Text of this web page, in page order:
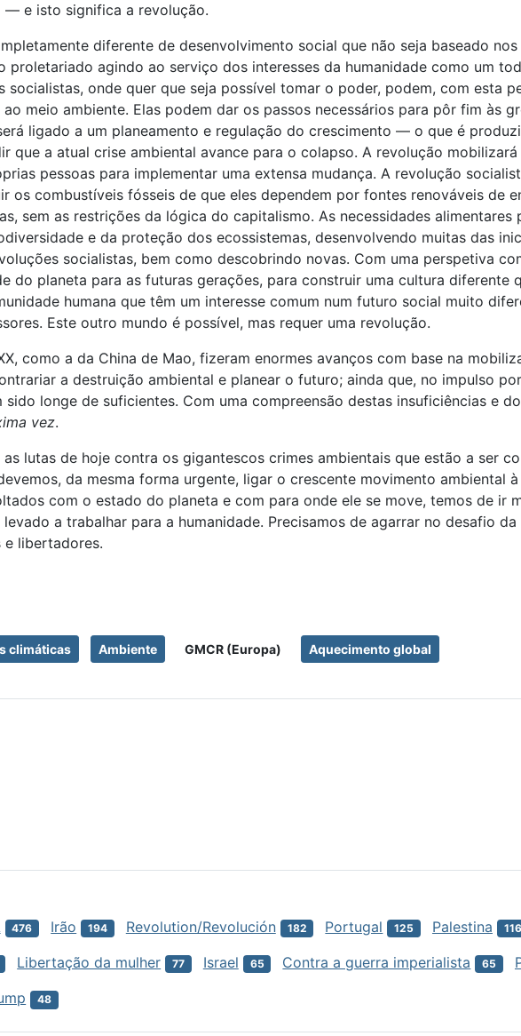
— e isto significa a revolução.
diferente de desenvolvimento social que não seja baseado
proletariado agindo ao serviço dos interesses da humanidade como um
onde quer que seja possível tomar o poder, podem, com esta
meio ambiente. Elas podem dar os passos necessários para pôr fim às
ligado a um planeamento e regulação do crescimento — o que é
que a atual crise ambiental avance para o colapso. A revolução
pessoas para implementar uma extensa mudança. A revolução
os combustíveis fósseis de que eles dependem por fontes renováveis de
sem as restrições da lógica do capitalismo. As necessidades
e da proteção dos ecossistemas, desenvolvendo muitas das
socialistas, bem como descobrindo novas. Com uma perspetiva
do planeta para as futuras gerações, para construir uma cultura diferente
humana que têm um interesse comum num futuro social muito
Este outro mundo é possível, mas requer uma revolução.
como a da China de Mao, fizeram enormes avanços com base na
a destruição ambiental e planear o futuro; ainda que, no impulso
sido longe de suficientes. Com uma compreensão destas insuficiências e
vez.
lutas de hoje contra os gigantescos crimes ambientais que estão a ser
da mesma forma urgente, ligar o crescente movimento ambiental
com o estado do planeta e com para onde ele se move, temos de ir
a trabalhar para a humanidade. Precisamos de agarrar no desafio
e libertadores.
climáticas Ambiente GMCR (Europa) Aquecimento global
476 Irão 194 Revolution/Revolución 182 Portugal 125 Palestina 116
Libertação da mulher 77 Israel 65 Contra a guerra imperialista 65
48